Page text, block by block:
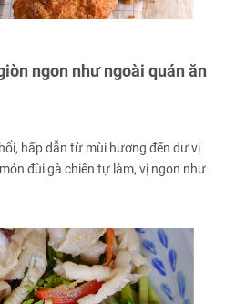
ngon như ngoài quán ăn
hấp dẫn từ mùi hương đến dư vị
đùi gà chiên tự làm, vị ngon như